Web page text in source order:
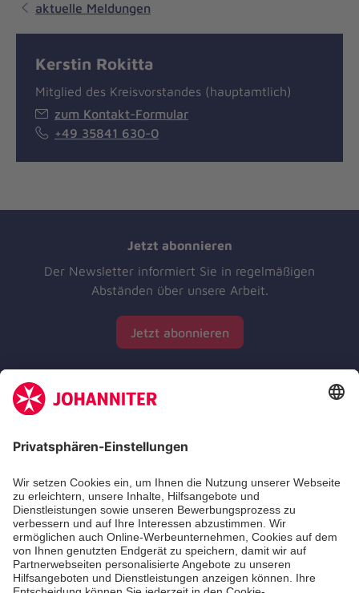
aktuelle Meldungen
Kerstin Rokitta
Mitglied des Kreisvorstandes (hauptamtlich)
zum Kontakt-Formular
+49 35841 630-0
Jetzt abonnieren
Der Newsletter informiert Sie in regelmäßigen
Abständen über unsere Arbeit.
Jetzt abonnieren
Zertifizierung der Johanniter-Unfall-Hilfe e.V.
Die Johanniter GmbH führt das Spendenzertifikat
des Deutschen Spendenrats e.V.